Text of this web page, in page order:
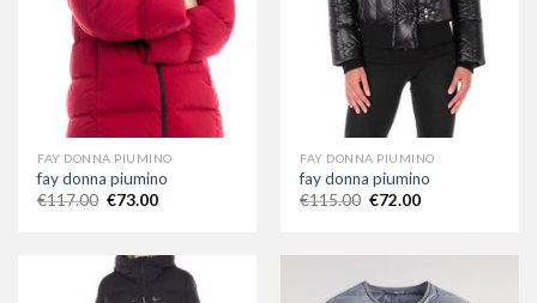
FAY DONNA PIUMINO
fay donna piumino
€117.00 €73.00
FAY DONNA PIUMINO
fay donna piumino
€115.00 €72.00